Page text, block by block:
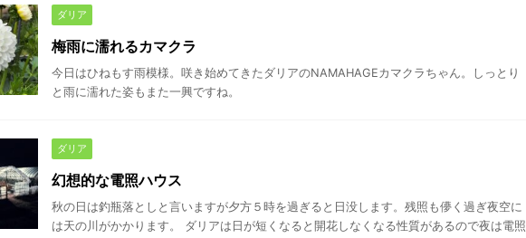
ダリア
梅雨に濡れるカマクラ
今日はひねもす雨模様。咲き始めてきたダリアのNAMAHAGEカマクラちゃん。しっとり
と雨に濡れた姿もまた一興ですね。
ダリア
幻想的な電照ハウス
秋の日は釣瓶落としと言いますが夕方５時を過ぎると日没します。残照も儚く過ぎ夜空に
は天の川がかかります。 ダリアは日が短くなると開花しなくなる性質があるので夜は電照